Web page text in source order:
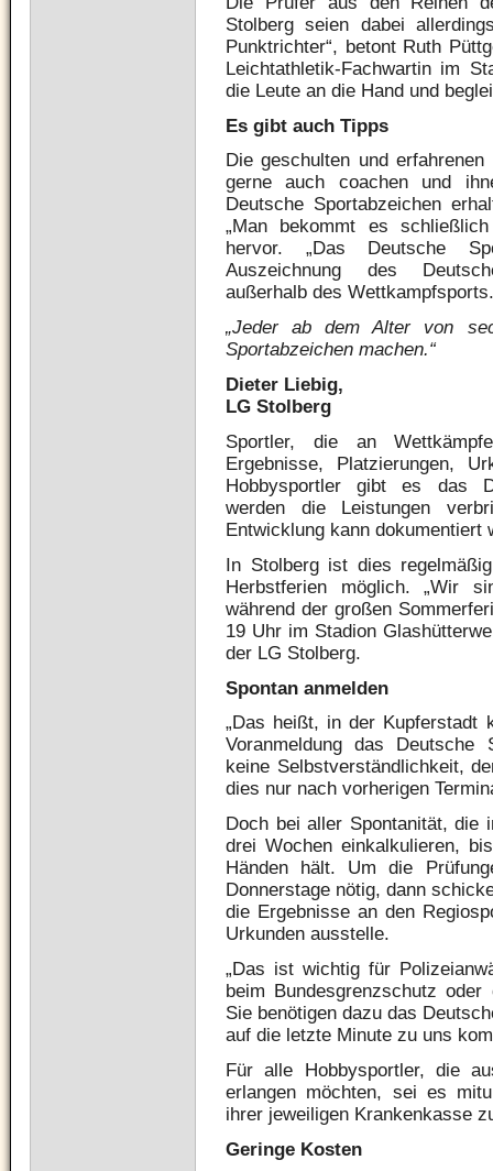
Stolberg seien dabei
Punktrichter“, betont Ruth
Leichtathletik-Fachwartin im
die Leute an die Hand und
Es gibt auch Tipps
Die geschulten und
gerne auch coachen und
Deutsche Sportabzeichen
„Man bekommt es
hervor. „Das Deutsche
Auszeichnung des
außerhalb des
„Jeder ab dem Alter von
Sportabzeichen machen.“
Dieter Liebig,
LG Stolberg
Sportler, die an
Ergebnisse, Platzierungen,
Hobbysportler gibt es das
werden die Leistungen
Entwicklung kann dokumentiert
In Stolberg ist dies
Herbstferien möglich. „Wir
während der großen
19 Uhr im Stadion
der LG Stolberg.
Spontan anmelden
„Das heißt, in der Kupferstadt
Voranmeldung das Deutsche
keine Selbstverständlichkeit,
dies nur nach vorherigen
Doch bei aller Spontanität, die
drei Wochen einkalkulieren,
Händen hält. Um die
Donnerstage nötig, dann
die Ergebnisse an den
Urkunden ausstelle.
„Das ist wichtig für
beim Bundesgrenzschutz
Sie benötigen dazu das
auf die letzte Minute zu uns
Für alle Hobbysportler, die
erlangen möchten, sei es
ihrer jeweiligen Krankenkasse
Geringe Kosten